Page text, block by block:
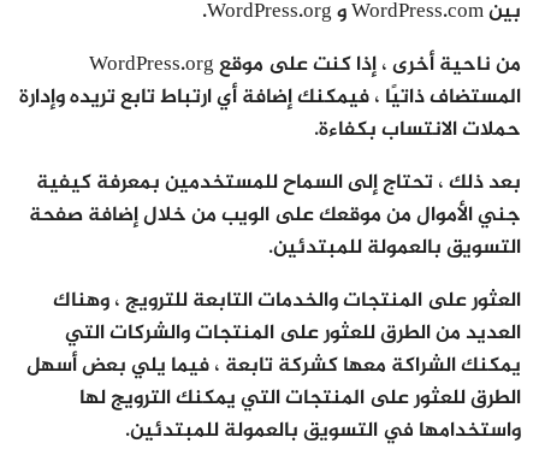
بين WordPress.com و WordPress.org.
من ناحية أخرى ، إذا كنت على موقع WordPress.org
المستضاف ذاتيًا ، فيمكنك إضافة أي ارتباط تابع تريده وإدارة
حملات الانتساب بكفاءة.
بعد ذلك ، تحتاج إلى السماح للمستخدمين بمعرفة كيفية
جني الأموال من موقعك على الويب من خلال إضافة صفحة
التسويق بالعمولة للمبتدئين.
العثور على المنتجات والخدمات التابعة للترويج ، وهناك
العديد من الطرق للعثور على المنتجات والشركات التي
يمكنك الشراكة معها كشركة تابعة ، فيما يلي بعض أسهل
الطرق للعثور على المنتجات التي يمكنك الترويج لها
واستخدامها في التسويق بالعمولة للمبتدئين.